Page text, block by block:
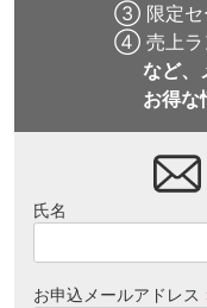
③ 限定セ
④ 売上ラ
など、
お得な
氏名
お申込メールアドレス